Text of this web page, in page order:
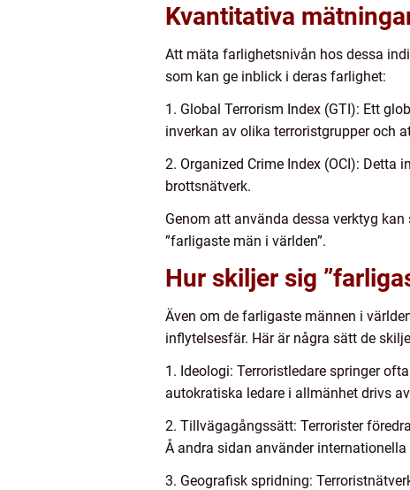
Kvantitativa
Att mäta farlighetsnivån hos dessa
som kan ge inblick i deras farlighet:
1. Global Terrorism Index (GTI): Ett
inverkan av olika terroristgrupper och
2. Organized Crime Index (OCI):
brottsnätverk.
Genom att använda dessa verktyg
”farligaste män i världen”.
Hur skiljer sig
Även om de farligaste männen i
inflytelsesfär. Här är några sätt de
1. Ideologi: Terroristledare springer
autokratiska ledare i allmänhet drivs
2. Tillvägagångssätt: Terrorister
Å andra sidan använder
3. Geografisk spridning: